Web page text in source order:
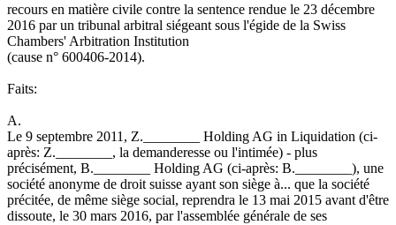
recours en matière civile contre la sentence rendue le 23 décembre
2016 par un tribunal arbitral siégeant sous l'égide de la Swiss
Chambers' Arbitration Institution
(cause n° 600406-2014).
Faits:
A.
Le 9 septembre 2011, Z.________ Holding AG in Liquidation (ci-
après: Z.________, la demanderesse ou l'intimée) - plus
précisément, B.________ Holding AG (ci-après: B.________), une
société anonyme de droit suisse ayant son siège à... que la société
précitée, de même siège social, reprendra le 13 mai 2015 avant d'être
dissoute, le 30 mars 2016, par l'assemblée générale de ses